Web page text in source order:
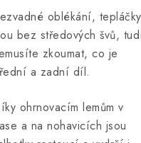
oblékání, tepláčky
bez středových švů,
zkoumat, co je
a zadní díl.
ohrnovacím lemům v
a na nohavicích jsou